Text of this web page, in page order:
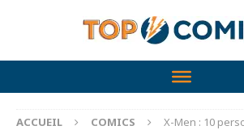
ACCUEIL COMICS
X-Men : 10